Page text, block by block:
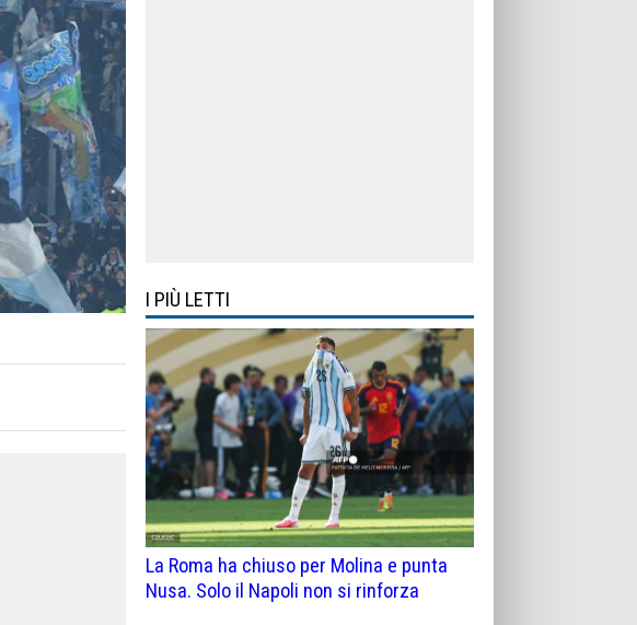
I PIÙ LETTI
La Roma ha chiuso per Molina e punta
Nusa. Solo il Napoli non si rinforza